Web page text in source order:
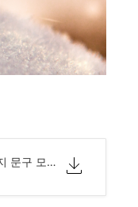
10 눈 오는날 인사말 이미지 문구 모음.png